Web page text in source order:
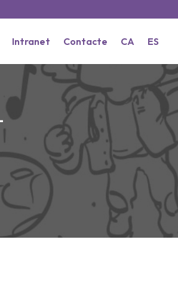
Intranet Contacte CA ES